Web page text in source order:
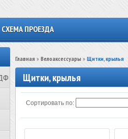
СХЕМА ПРОЕЗДА
Главная » Велоаксессуары » Щитки, крылья
Щитки, крылья
Сортировать по: